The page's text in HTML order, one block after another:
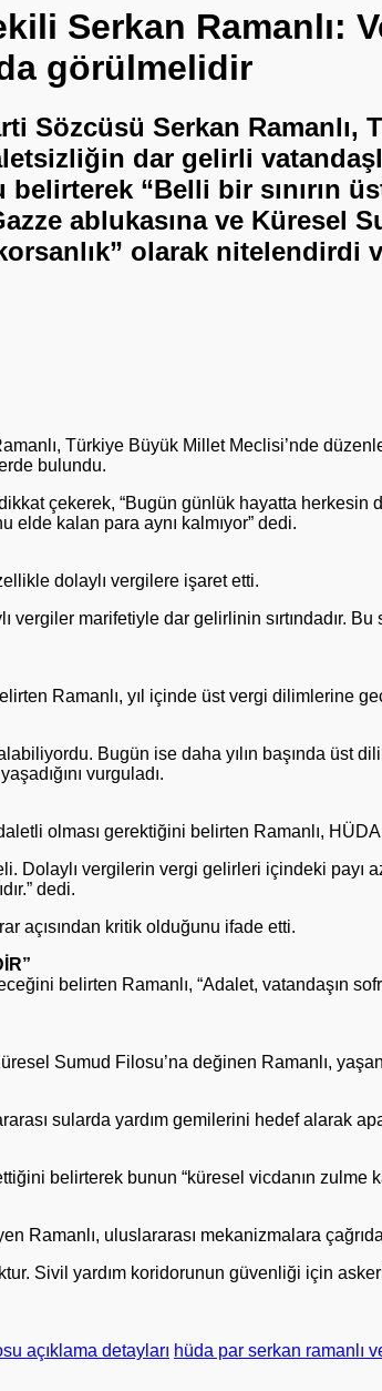
Serkan Ramanlı:
görülmelidir
Sözcüsü Serkan
dar gelirli
“Belli bir sınırın
ablukasına ve Küresel
olarak nitelendirdi
Türkiye Büyük Millet Meclisi’nde
bulundu.
çekerek, “Bugün günlük hayatta
elde kalan para aynı kalmıyor” dedi.
dolaylı vergilere işaret etti.
marifetiyle dar gelirlinin sırtındadır.
Ramanlı, yıl içinde üst vergi dilimlerine
Bugün ise daha yılın başında üst
vurguladı.
olması gerektiğini belirten Ramanlı, HÜDA
Dolaylı vergilerin vergi gelirleri içindeki payı
dedi.
açısından kritik olduğunu ifade etti.
belirten Ramanlı, “Adalet, vatandaşın
Sumud Filosu’na değinen Ramanlı,
sularda yardım gemilerini hedef alarak
belirterek bunun “küresel vicdanın zulme
Ramanlı, uluslararası mekanizmalara
Sivil yardım koridorunun güvenliği için
açıklama detayları hüda par serkan ramanlı